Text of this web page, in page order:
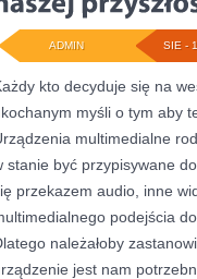
SIE -
ADMIN
kto decyduje się na
myśli o tym aby
multimedialne
stanie być przypisywane
przekazem audio, inne
podejścia
należałoby
jest nam